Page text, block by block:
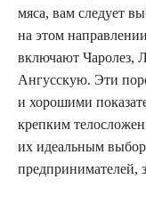
мяса, вам следует
на этом
включают Чаролез,
Ангусскую. Эти
и хорошими
крепким
их идеальным
предпринимателей,